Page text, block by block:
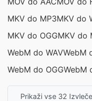
MKV do MP3MKV do
MKV do OGGMKV do
WebM do WAVWebM
WebM do OGGWebM
Prikaži vse 32